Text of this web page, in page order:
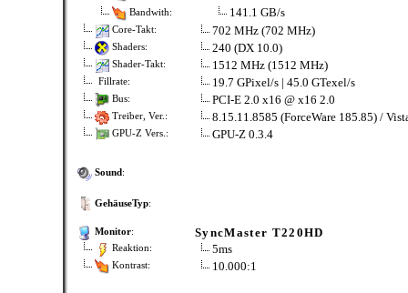
Bandwith: 141.1 GB/s
Core-Takt: 702 MHz (702 MHz)
Shaders: 240 (DX 10.0)
Shader-Takt: 1512 MHz (1512 MHz)
Fillrate: 19.7 GPixel/s | 45.0 GTexel/s
Bus: PCI-E 2.0 x16 @ x16 2.0
Treiber, Ver.: 8.15.11.8585 (ForceWare 185.85) /
GPU-Z Vers.: GPU-Z 0.3.4
Sound:
GehäuseTyp:
Monitor: SyncMaster T220HD
Reaktion: 5ms
Kontrast: 10.000:1